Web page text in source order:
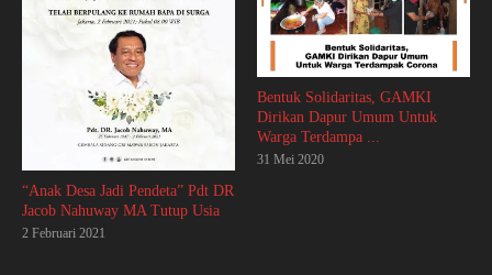
“Anak Desa Jadi Pendeta” Pdt DR
Jacob Nahuway MA Tutup Usia
2 Februari 2021
Bentuk Solidaritas, GAMKI
Dirikan Dapur Umum Untuk
Warga Terdampa ...
31 Mei 2020